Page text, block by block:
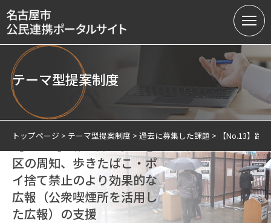
名古屋市の公民連携
提案募集中の課題（テーマ型）
提案受付（テーマ型・フリー型）
連携実績
会員制度
テーマ型提案制度
トップページ テーマ型提案制度 過去に募集した課題 【No.13】路
区の周知、歩きたばこ・ポ
イ捨て禁止のより効果的な
広報（公衆喫煙所を活用し
た広報）の支援